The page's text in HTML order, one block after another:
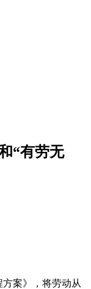
“有劳无
案》，将劳动从